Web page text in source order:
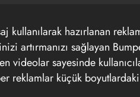
kullanılarak hazırlanan
artırmanızı sağlayan
videolar sayesinde
reklamlar küçük boyutlardaki